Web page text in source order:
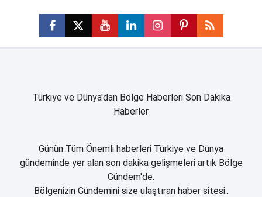
Türkiye ve Dünya'dan Bölge Haberleri Son Dakika
Haberler
Günün Tüm Önemli haberleri Türkiye ve Dünya
gündeminde yer alan son dakika gelişmeleri artık Bölge
Gündem'de.
Bölgenizin Gündemini size ulaştıran haber sitesi..